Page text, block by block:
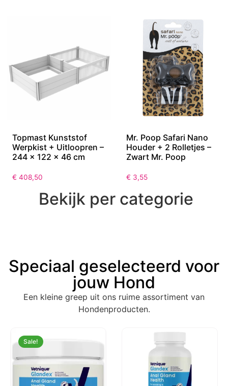
Topmast Kunststof
Werpkist + Uitloopren –
244 x 122 x 46 cm
€ 408,50
Mr. Poop Safari Nano
Houder + 2 Rolletjes –
Zwart Mr. Poop
€ 3,55
Bekijk per categorie
Speciaal geselecteerd voor
jouw Hond
Een kleine greep uit ons ruime assortiment van
Hondenproducten.
Sale!